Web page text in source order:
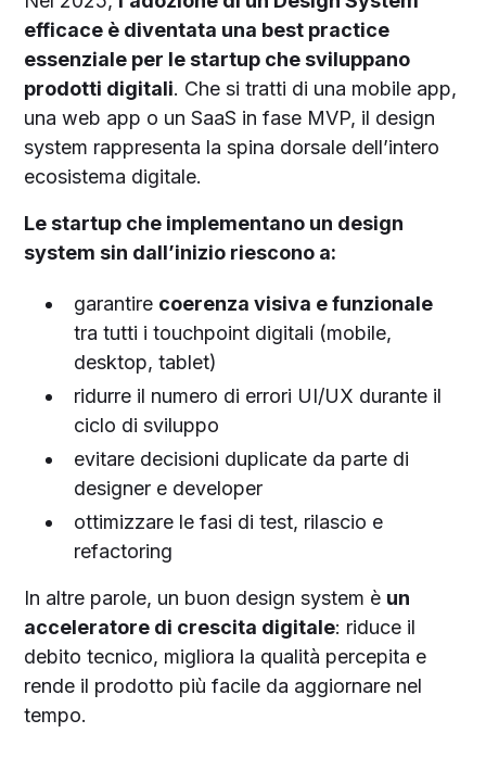
efficace è diventata una best practice
essenziale per le startup che sviluppano
prodotti digitali. Che si tratti di una mobile app,
una web app o un SaaS in fase MVP, il design
system rappresenta la spina dorsale dell’intero
ecosistema digitale.
Le startup che implementano un design
system sin dall’inizio riescono a:
garantire coerenza visiva e funzionale
tra tutti i touchpoint digitali (mobile,
desktop, tablet)
ridurre il numero di errori UI/UX durante il
ciclo di sviluppo
evitare decisioni duplicate da parte di
designer e developer
ottimizzare le fasi di test, rilascio e
refactoring
In altre parole, un buon design system è un
acceleratore di crescita digitale: riduce il
debito tecnico, migliora la qualità percepita e
rende il prodotto più facile da aggiornare nel
tempo.